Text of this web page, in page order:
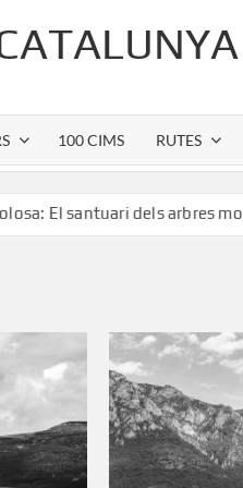
100 CIMS RUTES
dels arbres monumentals